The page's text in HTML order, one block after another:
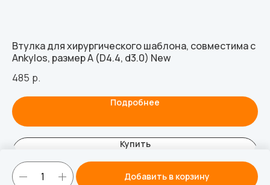
Добавить в корзину
Втулка для хирургического шаблона, совместима с
Ankylos, размер А (D4.4, d3.0) New
485 р.
Подробнее
Купить